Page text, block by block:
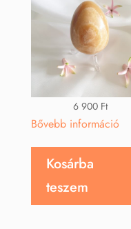
6 900 Ft
Bővebb információ
Kosárba
teszem